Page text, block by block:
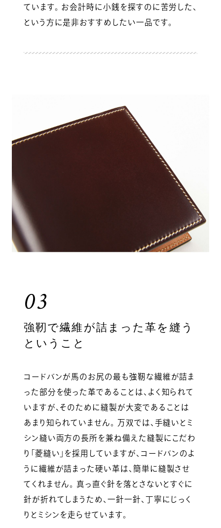
ています。 お会計時に小銭を探すのに苦労した、
という方に是非おすすめしたい一品です。
03
強靭で繊維が詰まった革を縫う
ということ
コードバンが馬のお尻の最も強靭な繊維が詰ま
った部分を使った革であることは、よく知られて
いますが、そのために縫製が大変であることは
あまり知られていません。 万双では、手縫いとミ
シン縫い両方の長所を兼ね備えた縫製にこだわ
り「菱縫い」を採用していますが、コードバンのよ
うに繊維が詰まった硬い革は、簡単に縫製させ
てくれません。 真っ直ぐ針を落とさないとすぐに
針が折れてしまうため、一針一針、丁寧にじっく
りとミシンを走らせています。